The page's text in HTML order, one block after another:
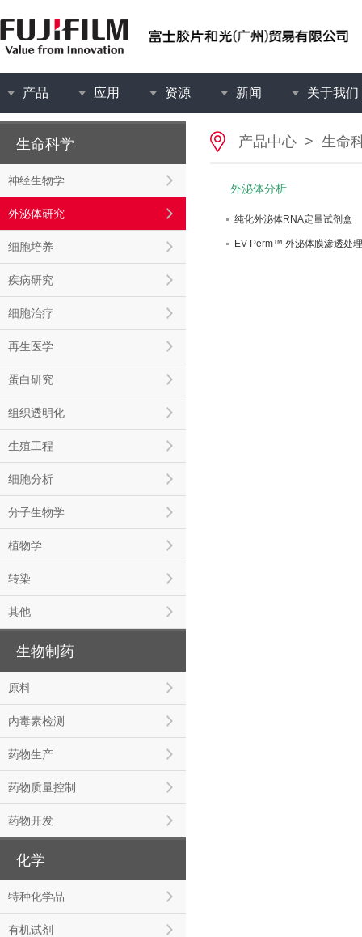
产品 应用 资源 新闻 关于我们
生命科学
神经生物学
外泌体研究
细胞培养
疾病研究
细胞治疗
再生医学
蛋白研究
组织透明化
生殖工程
细胞分析
分子生物学
植物学
转染
其他
生物制药
原料
内毒素检测
药物生产
药物质量控制
药物开发
化学
特种化学品
有机试剂
产品中心 > 生命
外泌体分析
纯化外泌体RNA定量试剂盒
EV-Perm™ 外泌体膜渗透处